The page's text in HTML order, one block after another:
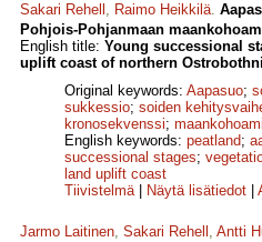
Sakari Rehell , Raimo Heikkilä.
Pohjois-Pohjanmaan
English title: Young successional
uplift coast of northern
Original keywords: Aapasuo;
sukkessio; soiden
kronosekvenssi;
English keywords: peatland;
successional stages;
land uplift coast
Tiivistelmä| Näytä lisätiedot
Jarmo Laitinen, Sakari Rehell , Antti